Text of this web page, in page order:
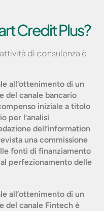
Credit Plus?
di consulenza è
all’ottenimento di un
del canale bancario
iniziale a titolo
per l’analisi
dell’information
una commissione
fonti di finanziamento
perfezionamento delle
all’ottenimento di un
del canale Fintech è